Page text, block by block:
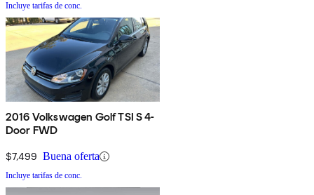
Incluye tarifas de conc.
2016 Volkswagen Golf TSI S 4-
Door FWD
$7,499 Buena oferta
Incluye tarifas de conc.